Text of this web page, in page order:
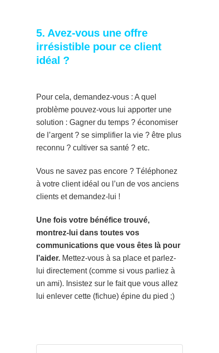
5. Avez-vous une offre
irrésistible pour ce client
idéal ?
Pour cela, demandez-vous : A quel
problème pouvez-vous lui apporter une
solution : Gagner du temps ? économiser
de l’argent ? se simplifier la vie ? être plus
reconnu ? cultiver sa santé ? etc.
Vous ne savez pas encore ? Téléphonez
à votre client idéal ou l’un de vos anciens
clients et demandez-lui !
Une fois votre bénéfice trouvé,
montrez-lui dans toutes vos
communications que vous êtes là pour
l’aider. Mettez-vous à sa place et parlez-
lui directement (comme si vous parliez à
un ami). Insistez sur le fait que vous allez
lui enlever cette (fichue) épine du pied ;)